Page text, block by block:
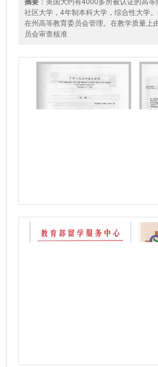
社区大学，4年制本科大学，综合性大学
在州高等教育委员会管理。在教学质量上
员会审查核准